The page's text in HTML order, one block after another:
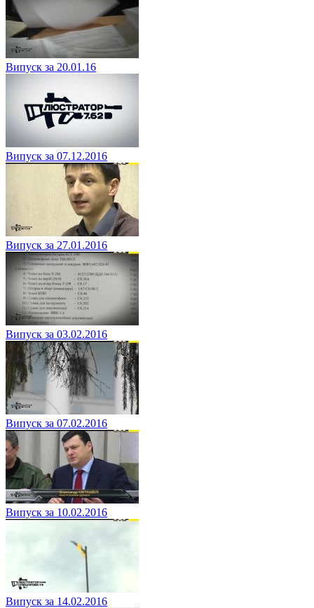
Випуск за 20.01.16
Випуск за 07.12.2016
Випуск за 27.01.2016
Випуск за 03.02.2016
Випуск за 07.02.2016
Випуск за 10.02.2016
Випуск за 14.02.2016